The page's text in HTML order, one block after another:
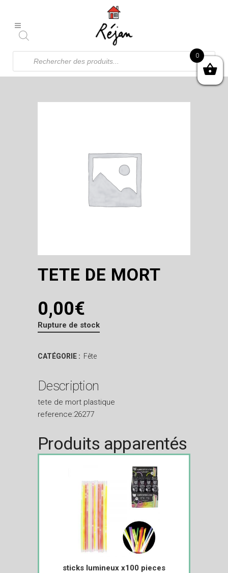
Recherche
produits
TETE DE MORT
0,00€
Rupture de stock
CATÉGORIE : Fête
Description
tete de mort plastique
reference:26277
Produits apparentés
sticks lumineux x100 pieces
0